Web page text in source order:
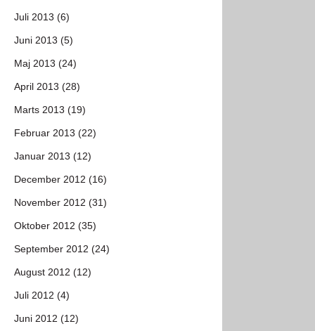
Juli 2013 (6)
Juni 2013 (5)
Maj 2013 (24)
April 2013 (28)
Marts 2013 (19)
Februar 2013 (22)
Januar 2013 (12)
December 2012 (16)
November 2012 (31)
Oktober 2012 (35)
September 2012 (24)
August 2012 (12)
Juli 2012 (4)
Juni 2012 (12)